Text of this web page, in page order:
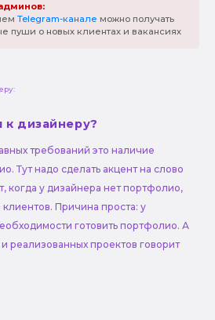
Telegram-канале можно получать
пуши о новых клиентах и вакансиях
к дизайнеру?
требований это наличие
Тут надо сделать акцент на слово
когда у дизайнера нет портфолио,
Причина проста: у
готовить портфолио. А
реализованных проектов говорит